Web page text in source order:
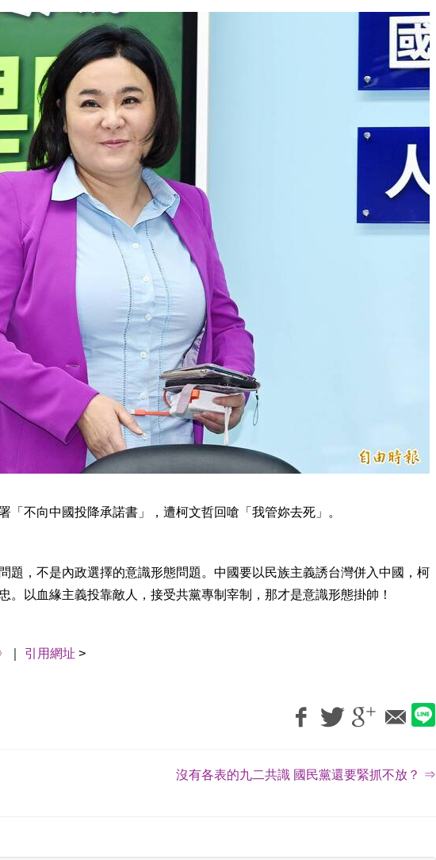
「不向中國投降承諾書」，遭柯文哲回嗆「我管妳去死」。
題，不是內政選擇的意識形態問題。中國要以民族主義誘台灣併入中國，柯
。以血緣主義投靠敵人，接受共黨專制宰制，那才是意識形態掛帥！
引用網址 >
沒有各表的九二共識 國民黨還要緊抓不放？ ⇒